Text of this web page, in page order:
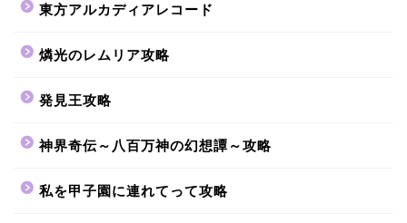
東方アルカディアレコード
燐光のレムリア攻略
発見王攻略
神界奇伝～八百万神の幻想譚～攻略
私を甲子園に連れてって攻略